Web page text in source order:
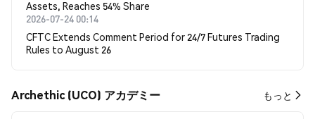
Assets, Reaches 54% Share
2026-07-24 00:14
CFTC Extends Comment Period for 24/7 Futures Trading
Rules to August 26
Archethic (UCO) アカデミー もっと